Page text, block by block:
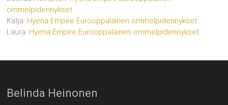
ommelpidennykset
Katja: Hyena Empire Eurooppalainen ommelpidennykset
Laura: Hyena Empire Eurooppalainen ommelpidennykset
Belinda Heinonen